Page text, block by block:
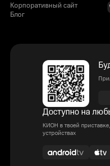
Корпоративный сайт
Блог
Доступно на
КИОН в твоей
устройствах